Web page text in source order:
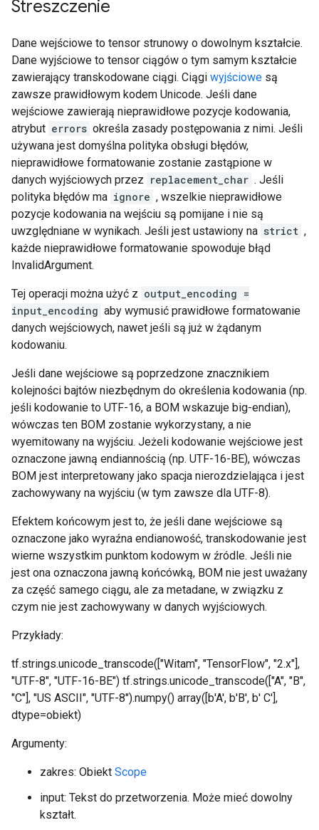
Streszczenie
Dane wejściowe to tensor strunowy o dowolnym kształcie.
Dane wyjściowe to tensor ciągów o tym samym kształcie
zawierający transkodowane ciągi. Ciągi wyjściowe są
zawsze prawidłowym kodem Unicode. Jeśli dane
wejściowe zawierają nieprawidłowe pozycje kodowania,
atrybut errors określa zasady postępowania z nimi. Jeśli
używana jest domyślna polityka obsługi błędów,
nieprawidłowe formatowanie zostanie zastąpione w
danych wyjściowych przez replacement_char . Jeśli
polityka błędów ma ignore , wszelkie nieprawidłowe
pozycje kodowania na wejściu są pomijane i nie są
uwzględniane w wynikach. Jeśli jest ustawiony na strict ,
każde nieprawidłowe formatowanie spowoduje błąd
InvalidArgument.
Tej operacji można użyć z output_encoding =
input_encoding aby wymusić prawidłowe formatowanie
danych wejściowych, nawet jeśli są już w żądanym
kodowaniu.
Jeśli dane wejściowe są poprzedzone znacznikiem
kolejności bajtów niezbędnym do określenia kodowania (np.
jeśli kodowanie to UTF-16, a BOM wskazuje big-endian),
wówczas ten BOM zostanie wykorzystany, a nie
wyemitowany na wyjściu. Jeżeli kodowanie wejściowe jest
oznaczone jawną endiannością (np. UTF-16-BE), wówczas
BOM jest interpretowany jako spacja nierozdzielająca i jest
zachowywany na wyjściu (w tym zawsze dla UTF-8).
Efektem końcowym jest to, że jeśli dane wejściowe są
oznaczone jako wyraźna endianowość, transkodowanie jest
wierne wszystkim punktom kodowym w źródle. Jeśli nie
jest ona oznaczona jawną końcówką, BOM nie jest uważany
za część samego ciągu, ale za metadane, w związku z
czym nie jest zachowywany w danych wyjściowych.
Przykłady:
tf.strings.unicode_transcode(["Witam", "TensorFlow", "2.x"],
"UTF-8", "UTF-16-BE") tf.strings.unicode_transcode(["A", "B",
"C"], "US ASCII", "UTF-8").numpy() array([b'A', b'B', b' C'],
dtype=obiekt)
Argumenty:
zakres: Obiekt Scope
input: Tekst do przetworzenia. Może mieć dowolny
kształt.